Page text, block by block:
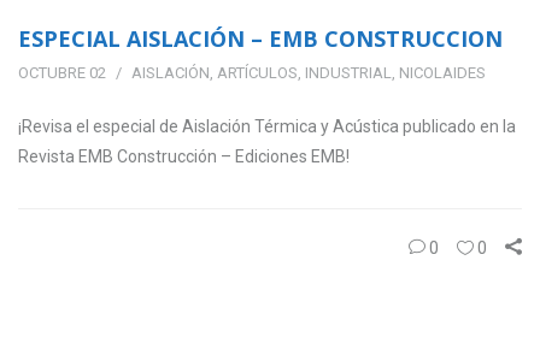
ESPECIAL AISLACIÓN – EMB CONSTRUCCION
OCTUBRE 02 AISLACIÓN, ARTÍCULOS, INDUSTRIAL, NICOLAIDES
¡Revisa el especial de Aislación Térmica y Acústica publicado en la
Revista EMB Construcción – Ediciones EMB!
0 0